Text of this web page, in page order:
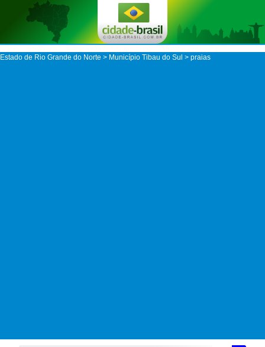
Estado de Rio Grande do Norte > Município Tibau do Sul > praias